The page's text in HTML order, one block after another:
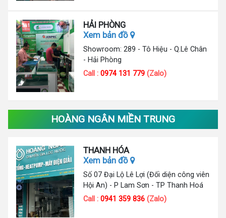
HẢI PHÒNG
Xem bản đồ
Showroom: 289 - Tô Hiệu - Q.Lê Chân
- Hải Phòng
Call :0974 131 779 (Zalo)
HOÀNG NGÂN MIỀN TRUNG
THANH HÓA
Xem bản đồ
Số 07 Đại Lộ Lê Lợi (Đối diện công viên
Hội An) - P Lam Sơn - TP Thanh Hoá
Call :0941 359 836 (Zalo)